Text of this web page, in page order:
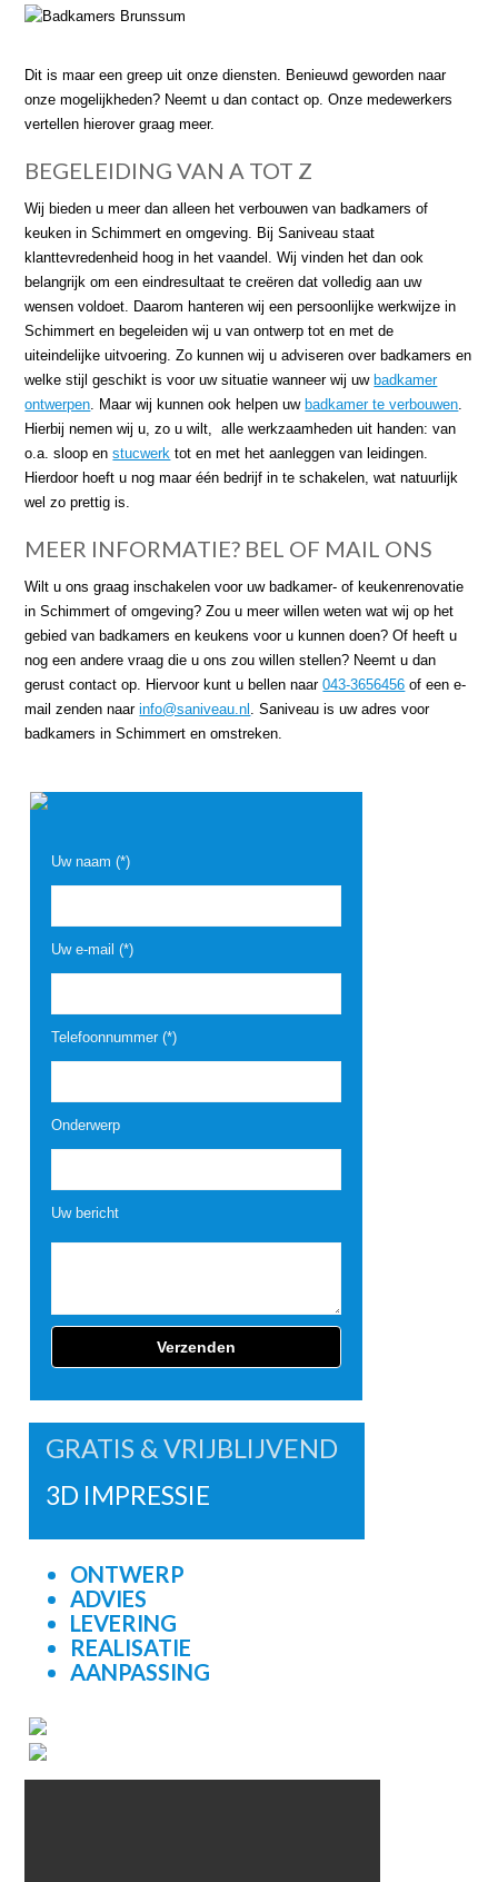
Dit is maar een greep uit onze diensten. Benieuwd geworden naar
onze mogelijkheden? Neemt u dan contact op. Onze medewerkers
vertellen hierover graag meer.
BEGELEIDING VAN A TOT Z
Wij bieden u meer dan alleen het verbouwen van badkamers of
keuken in Schimmert en omgeving. Bij Saniveau staat
klanttevredenheid hoog in het vaandel. Wij vinden het dan ook
belangrijk om een eindresultaat te creëren dat volledig aan uw
wensen voldoet. Daarom hanteren wij een persoonlijke werkwijze in
Schimmert en begeleiden wij u van ontwerp tot en met de
uiteindelijke uitvoering. Zo kunnen wij u adviseren over badkamers en
welke stijl geschikt is voor uw situatie wanneer wij uw badkamer
ontwerpen. Maar wij kunnen ook helpen uw badkamer te verbouwen.
Hierbij nemen wij u, zo u wilt, alle werkzaamheden uit handen: van
o.a. sloop enstucwerk tot en met het aanleggen van leidingen.
Hierdoor hoeft u nog maar één bedrijf in te schakelen, wat natuurlijk
wel zo prettig is.
MEER INFORMATIE? BEL OF MAIL ONS
Wilt u ons graag inschakelen voor uw badkamer- of keukenrenovatie
in Schimmert of omgeving? Zou u meer willen weten wat wij op het
gebied van badkamers en keukens voor u kunnen doen? Of heeft u
nog een andere vraag die u ons zou willen stellen? Neemt u dan
gerust contact op. Hiervoor kunt u bellen naar043-3656456 of een e-
mail zenden naarinfo@saniveau.nl . Saniveau is uw adres voor
badkamers in Schimmert en omstreken.
Uw naam (*)
Uw e-mail (*)
Telefoonnummer (*)
Onderwerp
Uw bericht
GRATIS & VRIJBLIJVEND
3D IMPRESSIE
ONTWERP
ADVIES
LEVERING
REALISATIE
AANPASSING